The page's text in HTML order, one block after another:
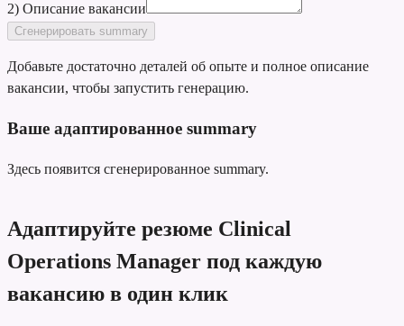
2) Описание вакансии
Сгенерировать summary
Добавьте достаточно деталей об опыте и полное описание
вакансии, чтобы запустить генерацию.
Ваше адаптированное summary
Здесь появится сгенерированное summary.
Адаптируйте резюме Clinical
Operations Manager под каждую
вакансию в один клик